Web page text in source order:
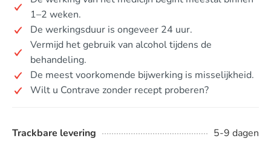
1–2 weken.
De werkingsduur is ongeveer 24 uur.
Vermijd het gebruik van alcohol tijdens de
behandeling.
De meest voorkomende bijwerking is misselijkheid.
Wilt u Contrave zonder recept proberen?
Trackbare levering 5-9 dagen